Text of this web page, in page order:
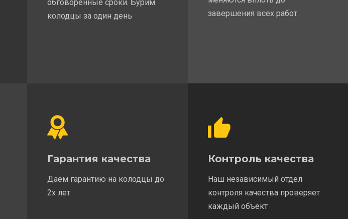
обговоренные сроки. Бурим
колодцы за один день
завершения всех работ
Гарантия качества
Даем гарантию на колодцы до
2х лет
Контроль качества
Наш независимый отдел
контроля качества проверяет
каждый объект